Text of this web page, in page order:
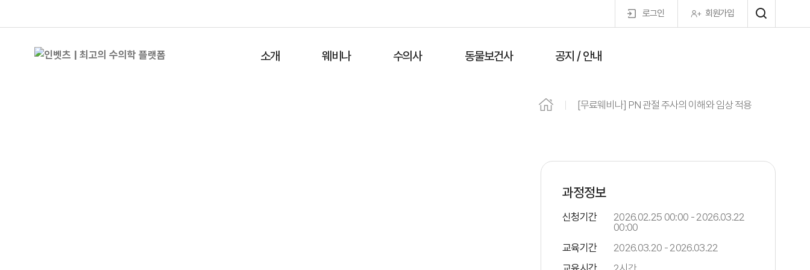
로그인 회원가입
소개 웨비나 수의사 동물보건사 공지 / 안내
[무료웨비나] PN 관절 주사의 이해와 임상 적용
과정정보
신청기간
2026.02.25 00:00 - 2026.03.22
00:00
교육기간
2026.03.20 - 2026.03.22